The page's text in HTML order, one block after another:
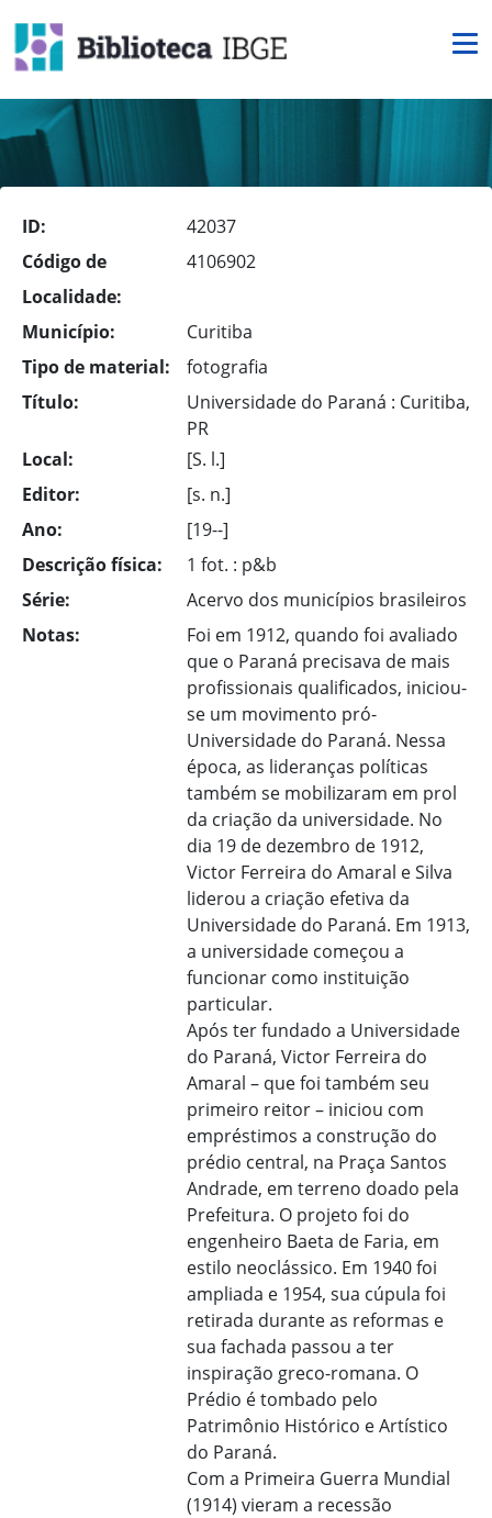
ID:
42037
Código de
Localidade:
4106902
Município:
Curitiba
Tipo de material:
fotografia
Título:
Universidade do Paraná : Curitiba,
PR
Local:
[S. l.]
Editor:
[s. n.]
Ano:
[19--]
Descrição física:
1 fot. : p&b
Série:
Acervo dos municípios brasileiros
Notas:
Foi em 1912, quando foi avaliado
que o Paraná precisava de mais
profissionais qualificados, iniciou-
se um movimento pró-
Universidade do Paraná. Nessa
época, as lideranças políticas
também se mobilizaram em prol
da criação da universidade. No
dia 19 de dezembro de 1912,
Victor Ferreira do Amaral e Silva
liderou a criação efetiva da
Universidade do Paraná. Em 1913,
a universidade começou a
funcionar como instituição
particular.
Após ter fundado a Universidade
do Paraná, Victor Ferreira do
Amaral – que foi também seu
primeiro reitor – iniciou com
empréstimos a construção do
prédio central, na Praça Santos
Andrade, em terreno doado pela
Prefeitura. O projeto foi do
engenheiro Baeta de Faria, em
estilo neoclássico. Em 1940 foi
ampliada e 1954, sua cúpula foi
retirada durante as reformas e
sua fachada passou a ter
inspiração greco-romana. O
Prédio é tombado pelo
Patrimônio Histórico e Artístico
do Paraná.
Com a Primeira Guerra Mundial
(1914) vieram a recessão